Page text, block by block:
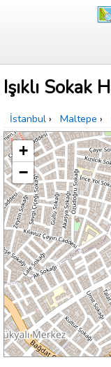
Işıklı Sokak
İstanbul › Maltepe ›
+
−